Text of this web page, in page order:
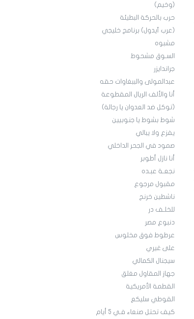
(وخيم)
حرب بالحركة البطيئة
(عرب آيدول) برنامج خليجي
مشبوه
السـوق مشحوط
جراندايزر
عبدالمولى والببغاوات حقه
أنا والألف الريال المقطوعة
(توكل ضد العدوان يا رجالة)
شوط بشوط يا جنوبيين
يفزع ولا يبالي
صمود في الجحر الداخلي
أنا نازل أطوبر
نجعـة عبـده
مقبول مرجوع
ناشطين خرنج
للخلـف در
دنبوع مصر
عرطوط فوق مخلوس
على غيري
سيجنال الكمالي
جهاز المقاول مغلق
القطمة الأمريكية
القوطي سليكع
كيف تحتل صنعاء فـي 5 أيام